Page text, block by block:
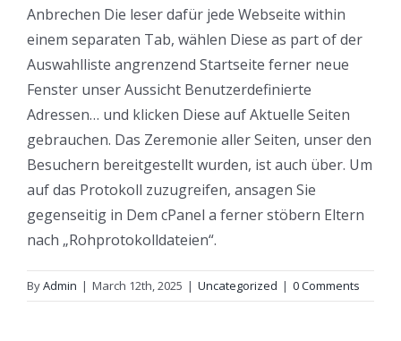
Anbrechen Die leser dafür jede Webseite within
einem separaten Tab, wählen Diese as part of der
Auswahlliste angrenzend Startseite ferner neue
Fenster unser Aussicht Benutzerdefinierte
Adressen… und klicken Diese auf Aktuelle Seiten
gebrauchen. Das Zeremonie aller Seiten, unser den
Besuchern bereitgestellt wurden, ist auch über. Um
auf das Protokoll zuzugreifen, ansagen Sie
gegenseitig in Dem cPanel a ferner stöbern Eltern
nach „Rohprotokolldateien“.
ByAdmin | March 12th, 2025 | Uncategorized | 0 Comments